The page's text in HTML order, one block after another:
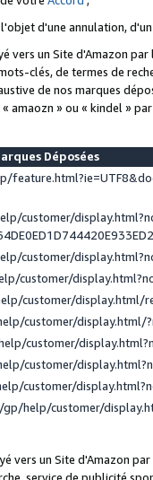
d'une annulation,
vers un Site d'Amazon
clés, de termes de
de nos marques
amaozn » ou « kindel »
Déposées
customer/
customer/
customer/
customer/display.html/
customer/display.html/
customer/
customer/
customer/
help/customer/
vers un Site d'Amazon
service de publicité